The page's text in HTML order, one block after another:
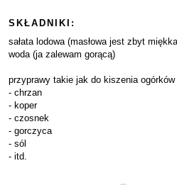
SKŁADNIKI:
sałata lodowa (masłowa jest zbyt
woda (ja zalewam gorącą)
przyprawy takie jak do kiszenia ogórków
- chrzan
- koper
- czosnek
- gorczyca
- sól
- itd.